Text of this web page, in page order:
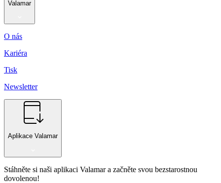
Valamar
O nás
Kariéra
Tisk
Newsletter
Aplikace Valamar
Stáhněte si naši aplikaci Valamar a začněte svou bezstarostnou
dovolenou!